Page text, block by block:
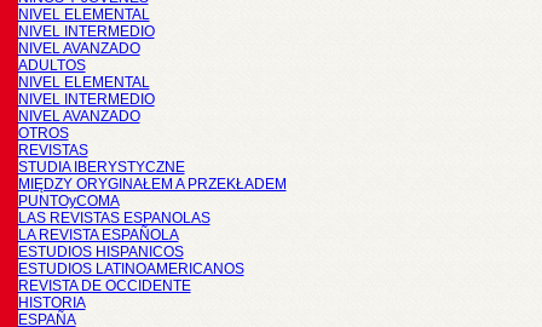
NIVEL ELEMENTAL
NIVEL INTERMEDIO
NIVEL AVANZADO
ADULTOS
NIVEL ELEMENTAL
NIVEL INTERMEDIO
NIVEL AVANZADO
OTROS
REVISTAS
STUDIA IBERYSTYCZNE
MIĘDZY ORYGINAŁEM A PRZEKŁADEM
PUNTOyCOMA
LAS REVISTAS ESPANOLAS
LA REVISTA ESPAÑOLA
ESTUDIOS HISPANICOS
ESTUDIOS LATINOAMERICANOS
REVISTA DE OCCIDENTE
HISTORIA
ESPAÑA